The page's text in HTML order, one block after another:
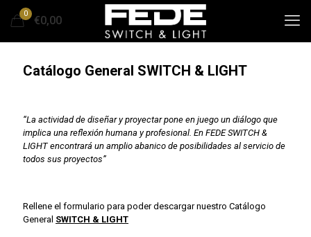
0
€0,00
Catálogo General SWITCH & LIGHT
“La actividad de diseñar y proyectar pone en juego un diálogo que
implica una reflexión humana y profesional. En FEDE SWITCH &
LIGHT encontrará un amplio abanico de posibilidades al servicio de
todos sus proyectos”
Rellene el formulario para poder descargar nuestro Catálogo
General SWITCH & LIGHT